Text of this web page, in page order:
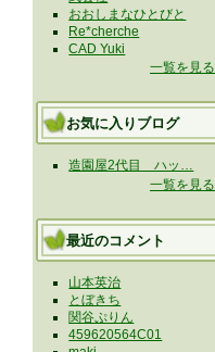
おおしまなひとびと
Re*cherche
CAD Yuki
一覧を見る
お気に入りブログ
造園屋2代目 ハッ…
一覧を見る
最近のコメント
山本英治
とぼきち
関谷ぷりん
459620564C01